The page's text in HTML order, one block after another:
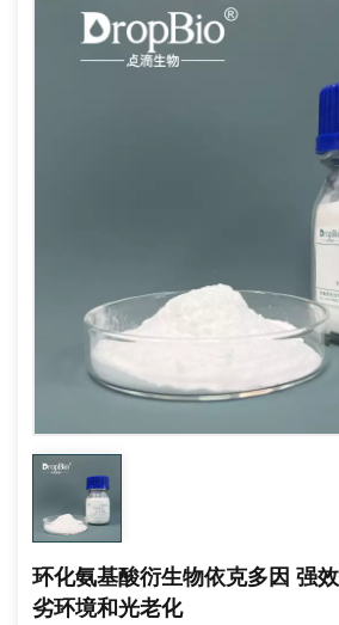
环化氨基酸衍生物依克多因 强
劣环境和光老化